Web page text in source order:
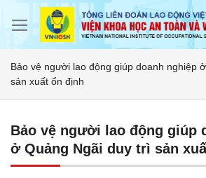
Bảo vệ người lao động giúp doanh nghiệp
sản xuất ổn định
Bảo vệ người lao động giúp
ở Quảng Ngãi duy trì sản